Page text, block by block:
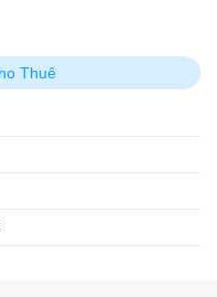
Thuê